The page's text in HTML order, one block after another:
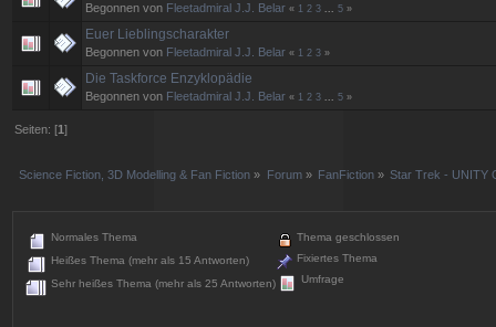
Begonnen von Fleetadmiral J.J. Belar « 1 2 3 ...5 »
Euer Lieblingscharakter
Begonnen von Fleetadmiral J.J. Belar « 1 2 3 »
Die Taskforce Enzyklopädie
Begonnen von Fleetadmiral J.J. Belar « 1 2 3 ...5 »
Seiten: [1]
Science Fiction, 3D Modelling & Fan Fiction » Forum» FanFiction » Star Trek - UNITY
Normales Thema
Heißes Thema (mehr als 15 Antworten)
Sehr heißes Thema (mehr als 25 Antworten)
Thema geschlossen
Fixiertes Thema
Umfrage